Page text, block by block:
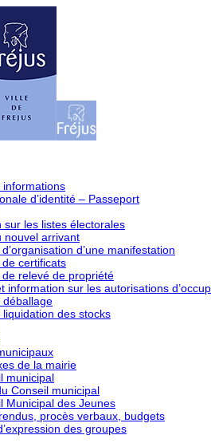
informations
d’identité – Passeport
sur les listes électorales
nouvel arrivant
d’une manifestation
certificats
de relevé de propriété
information sur les autorisations
déballage
liquidation des stocks
de la mairie
municipal
Conseil municipal
Municipal des Jeunes
procès verbaux, budgets
des groupes